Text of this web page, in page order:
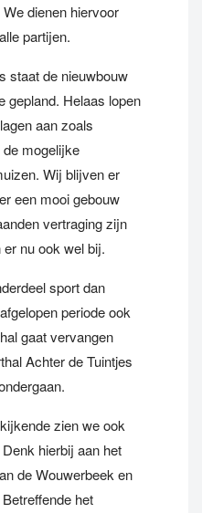
dienen hiervoor
partijen.
staat de nieuwbouw
gepland. Helaas lopen
aan zoals
mogelijke
Wij blijven er
een mooi gebouw
vertraging zijn
nu ook wel bij.
sport dan
periode ook
gaat vervangen
Achter de Tuintjes
zien we ook
hierbij aan het
de Wouwerbeek en
het